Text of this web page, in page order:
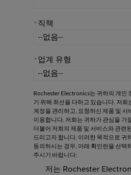
* 직책
직책
* 업계 유형
업계 유형
Rochester Electronics는 귀하의 개인
기 위해 최선을 다하고 있습니다. 저희
계정을 관리하고, 요청하신 제품 및 서
이용합니다. 저희는 귀하가 관심을 가
더불어 저희의 제품 및 서비스와 관련
드리고자 합니다. 이러한 목적으로 귀
동의하시는 경우, 아래 확인란을 선택
주시기 바랍니다:
저는 Rochester